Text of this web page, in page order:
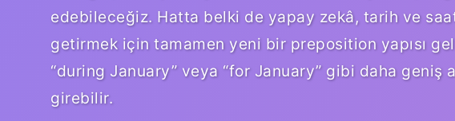
edebileceğiz. Hatta belki de yapay zekâ, tarih ve
getirmek için tamamen yeni bir preposition yapısı
“during January” veya “for January” gibi daha geniş
girebilir.